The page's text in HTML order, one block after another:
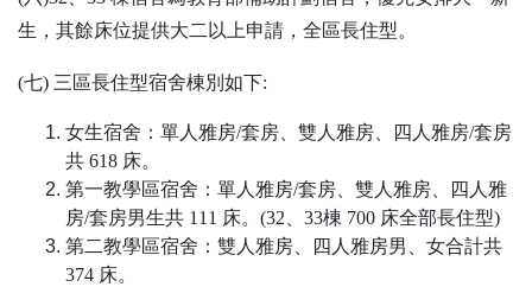
生，其餘床位提供大二以上申請，全區長住型。
(七) 三區長住型宿舍棟別如下:
女生宿舍：單人雅房/套房、雙人雅房、四人雅房/套房
共 618 床。
第一教學區宿舍：單人雅房/套房、雙人雅房、四人雅
房/套房男生共 111 床。(32、33棟 700 床全部長住型)
第二教學區宿舍：雙人雅房、四人雅房男、女合計共
374 床。